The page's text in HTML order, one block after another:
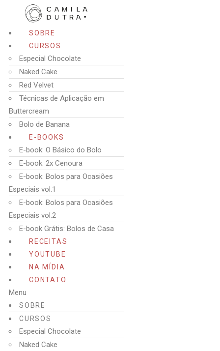
SOBRE
CURSOS
Especial Chocolate
Naked Cake
Red Velvet
Técnicas de Aplicação em
Buttercream
Bolo de Banana
E-BOOKS
E-book: O Básico do Bolo
E-book: 2x Cenoura
E-book: Bolos para Ocasiões
Especiais vol.1
E-book: Bolos para Ocasiões
Especiais vol.2
E-book Grátis: Bolos de Casa
RECEITAS
YOUTUBE
NA MÍDIA
CONTATO
Menu
SOBRE
CURSOS
Especial Chocolate
Naked Cake